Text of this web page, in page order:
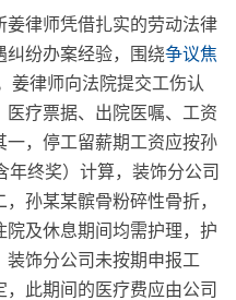
律师凭借扎实的劳动法律
纠纷办案经验，围绕争议焦
姜律师向法院提交工伤认
疗票据、出院医嘱、工资
一，停工留薪期工资应按孙
年终奖）计算，装饰分公司
孙某某髌骨粉碎性骨折，
及休息期间均需护理，护
装饰分公司未按期申报工
此期间的医疗费应由公司